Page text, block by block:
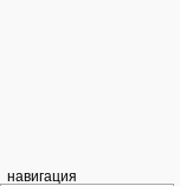
навигация